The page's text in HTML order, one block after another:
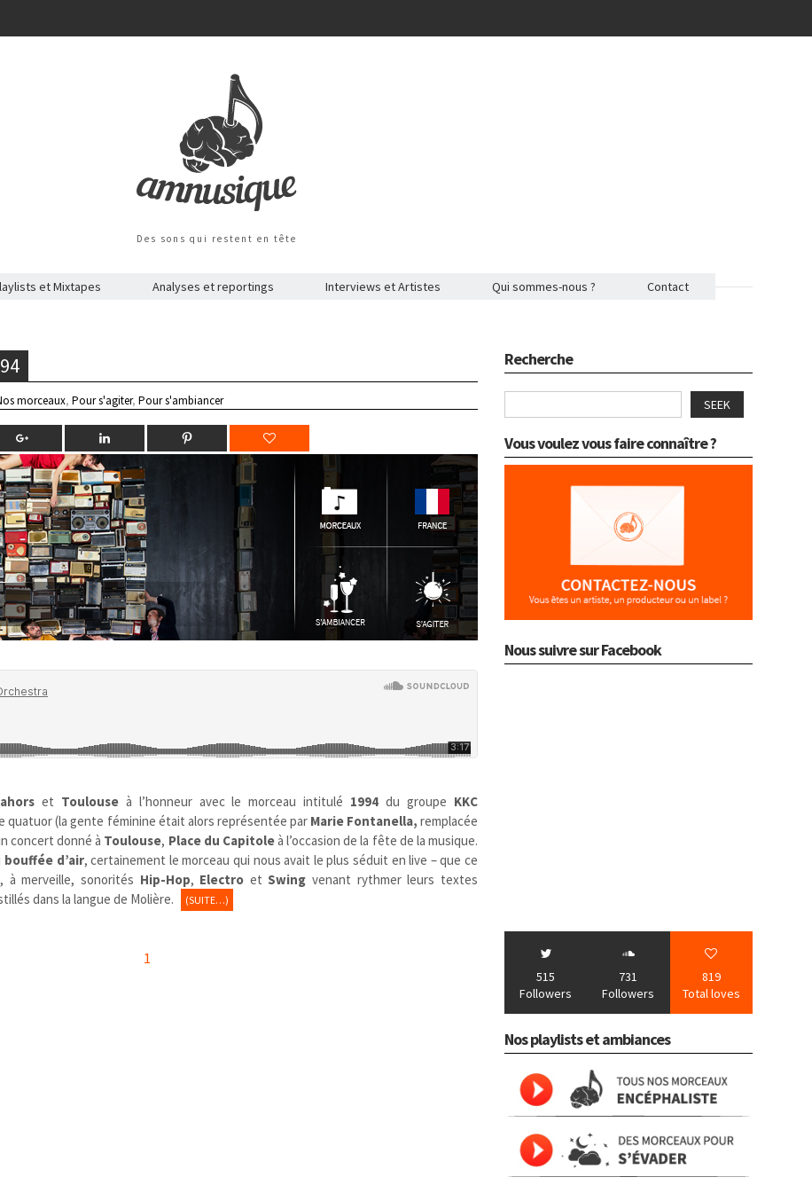
Des sons qui restent en tête
et Mixtapes Analyses et reportings Interviews et Artistes Qui sommes-nous ? Contact
morceaux,Pour s'agiter,Pour s'ambiancer
et Toulouseà l’honneur avec le morceau intitulé 1994 du groupe KKC
quatuor (la gente féminine était alors représentée par Marie Fontanella, remplacée
concert donné à Toulouse, Place du Capitoleà l’occasion de la fête de la musique.
bouffée d’air, certainement le morceau qui nous avait le plus séduit en live – que ce
à merveille, sonorités Hip-Hop, Electro etSwing venant rythmer leurs textes
dans la langue de Molière.
(SUITE…)
1
Recherche
SEEK
Vous voulez vous faire connaître ?
Nous suivre sur Facebook
515
Followers
731
Followers
819
Total loves
Nos playlists et ambiances